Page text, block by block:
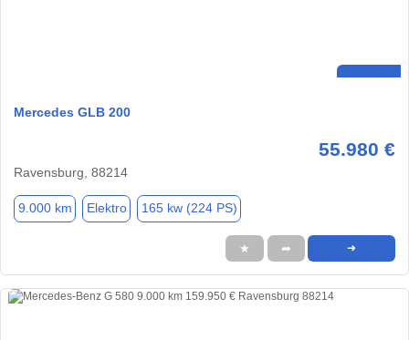
Mercedes GLB 200
55.980 €
Ravensburg, 88214
9.000 km Elektro 165 kw (224 PS)
★ ➦ ➜